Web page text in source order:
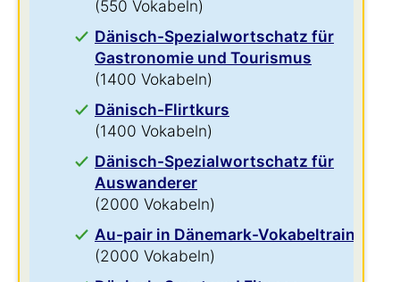
(550 Vokabeln)
Dänisch-Spezialwortschatz für
Gastronomie und Tourismus
(1400 Vokabeln)
Dänisch-Flirtkurs
(1400 Vokabeln)
Dänisch-Spezialwortschatz für
Auswanderer
(2000 Vokabeln)
Au-pair in Dänemark-Vokabeltrainer
(2000 Vokabeln)